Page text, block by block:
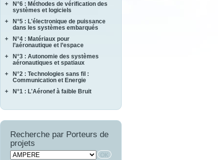
MEMORIA
ASTHER
COMIFO
MATRAS
STRASS
SYRTIPE
+
N°6 : Méthodes de vérification des
systèmes et logiciels
ALPROSE
ASCERT
CAVALE
SARDANES
+
N°5 : L'électronique de puissance
dans les systèmes embarqués
CASAREL
COTECH
EPAHT
FEMINA
+
N°4 : Matériaux pour
l’aéronautique et l’espace
AMFORTAS
CASSIS
CORTEC
RUPSCEN
THERMONC
VICOMTHE
+
N°3 : Autonomie des systèmes
aéronautiques et spatiaux
MARAE
NAVIFLOW
SCA2RS
+
N°2 : Technologies sans fil :
Communication et Energie
ASTRAL
FINEST
LIMA
WAVE SUPPLY
+ N°1 : L'Aéronef à faible Bruit
COMBE
OSCAR
Recherche par Porteurs de
projets